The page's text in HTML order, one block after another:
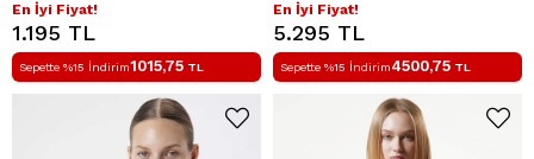
En İyi Fiyat!
1.195 TL
Sepette %15 İndirim1015,75 TL
En İyi Fiyat!
5.295 TL
Sepette %15 İndirim4500,75 TL